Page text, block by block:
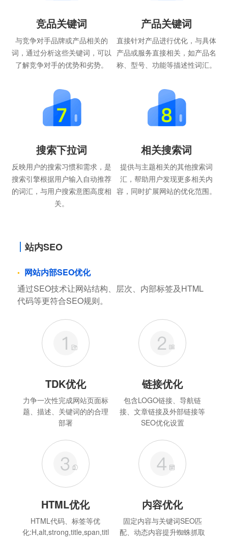
竞品关键词
与竞争对手品牌或产品相关的
词，通过分析这些关键词，可以
了解竞争对手的优势和劣势。
产品关键词
直接针对产品进行优化，与具体
产品或服务直接相关，如产品名
称、型号、功能等描述性词汇。
搜索下拉词
反映用户的搜索习惯和需求，是
搜索引擎根据用户输入自动推荐
的词汇，与用户搜索意图高度相
关。
相关搜索词
提供与主题相关的其他搜索词
汇，帮助用户发现更多相关内
容，同时扩展网站的优化范围。
站内SEO
网站内部SEO优化
通过SEO技术让网站结构、层次、内部标签及HTML
代码等更符合SEO规则。
TDK优化
力争一次性完成网站页面标
题、描述、关键词的的合理
部署
链接优化
包含LOGO链接、导航链
接、文章链接及外部链接等
SEO优化设置
HTML优化
HTML代码、标签等优
化:H,alt,strong,title,span,titl
内容优化
固定内容与关键词SEO匹
配、动态内容提升蜘蛛抓取